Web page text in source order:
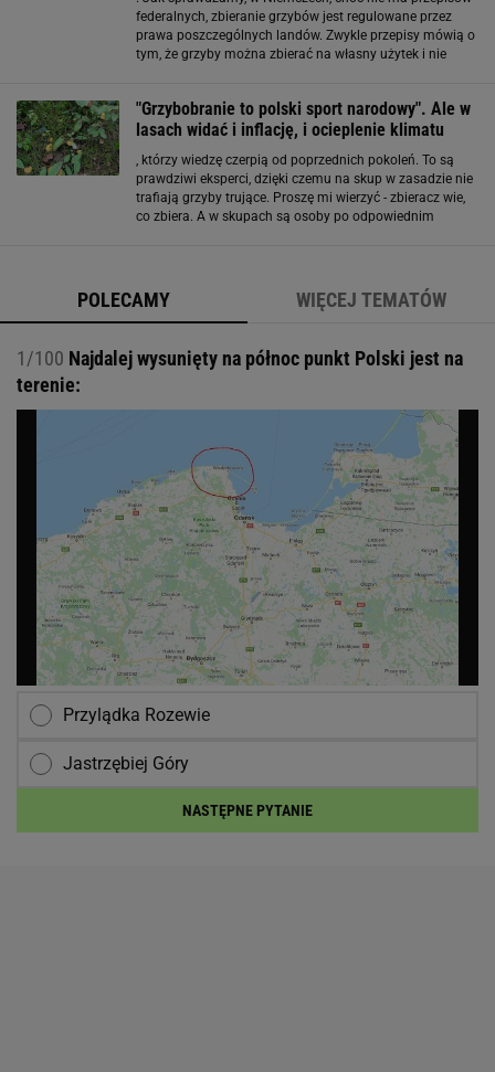
federalnych, zbieranie grzybów jest regulowane przez
prawa poszczególnych landów. Zwykle przepisy mówią o
tym, że grzyby można zbierać na własny użytek i nie
"Grzybobranie to polski sport narodowy". Ale w
lasach widać i inflację, i ocieplenie klimatu
, którzy wiedzę czerpią od poprzednich pokoleń. To są
prawdziwi eksperci, dzięki czemu na skup w zasadzie nie
trafiają grzyby trujące. Proszę mi wierzyć - zbieracz wie,
co zbiera. A w skupach są osoby po odpowiednim
POLECAMY WIĘCEJ TEMATÓW
1/100 Najdalej wysunięty na północ punkt Polski jest na
terenie:
Przylądka Rozewie
Jastrzębiej Góry
NASTĘPNE PYTANIE